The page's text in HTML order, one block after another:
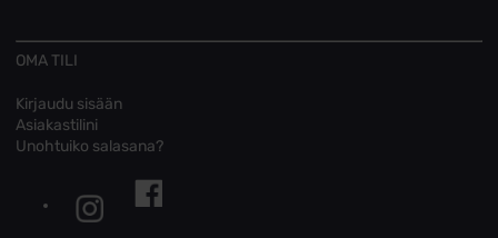
OMA TILI
Kirjaudu sisään
Asiakastilini
Unohtuiko salasana?